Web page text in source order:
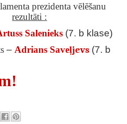
prezidenta vēlēšanu
rezultāti :
Salenieks (7. b klase)
– Adrians Saveļjevs (7. b